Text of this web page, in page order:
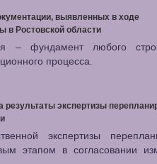
выявленных в ходе
в Ростовской области
– фундамент любого
процесса.
результаты экспертизы
экспертизы
этапом в согласовании